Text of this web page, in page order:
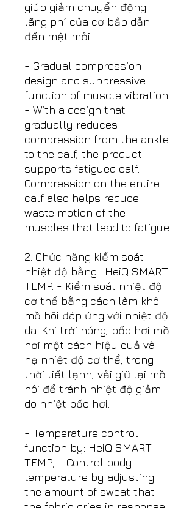
giúp giảm chuyển động
lãng phí của cơ bắp dẫn
đến mệt mỏi.
- Gradual compression
design and suppressive
function of muscle vibration
- With a design that
gradually reduces
compression from the ankle
to the calf, the product
supports fatigued calf.
Compression on the entire
calf also helps reduce
waste motion of the
muscles that lead to fatigue.
2. Chức năng kiểm soát
nhiệt độ bằng : HeiQ SMART
TEMP. - Kiểm soát nhiệt độ
cơ thể bằng cách làm khô
mồ hôi đáp ứng với nhiệt độ
da. Khi trời nóng, bốc hơi mồ
hơi một cách hiệu quả và
hạ nhiệt độ cơ thể, trong
thời tiết lạnh, vải giữ lại mồ
hôi để tránh nhiệt độ giảm
do nhiệt bốc hơi.
- Temperature control
function by: HeiQ SMART
TEMP; - Control body
temperature by adjusting
the amount of sweat that